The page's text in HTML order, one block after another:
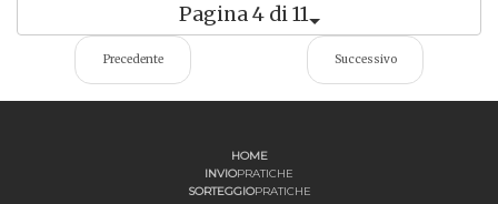
Pagina 4 di 11
Precedente Successivo
HOME
INVIOPRATICHE
SORTEGGIOPRATICHE